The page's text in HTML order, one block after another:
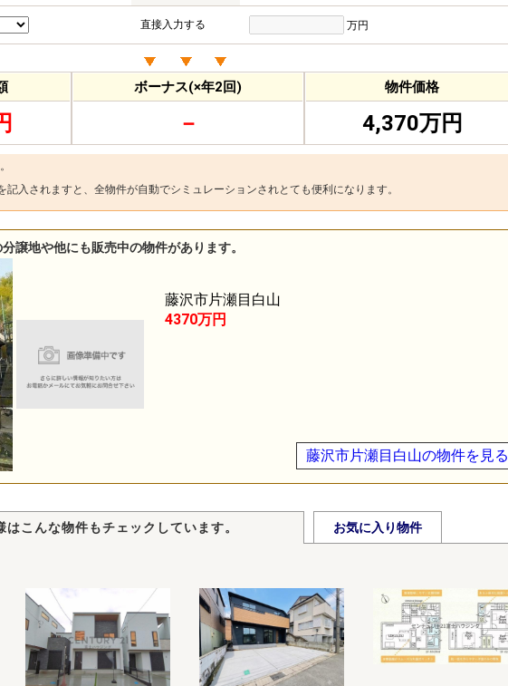
直接入力する 万円
ボーナス(×年2回)
－
物件価格
4,370万円
記入されますと、全物件が自動でシミュレーションされとても便利になります。
譲地や他にも販売中の物件があります。
藤沢市片瀬目白山の物件を見る
藤沢市片瀬目白山
4370万円
こんな物件もチェックしています。 お気に入り物件